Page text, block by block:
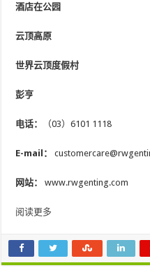
酒店在公园
云顶高原
世界云顶度假村
彭亨
电话： （03）6101 1118
E-mail：
网站： www.rwgenting.com
阅读更多